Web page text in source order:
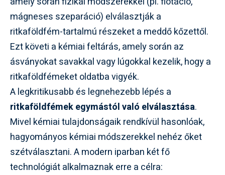
mágneses szeparáció) elválasztják a
ritkaföldfém-tartalmú részeket a meddő kőzettől.
Ezt követi a kémiai feltárás, amely során az
ásványokat savakkal vagy lúgokkal kezelik, hogy a
ritkaföldfémeket oldatba vigyék.
A legkritikusabb és legnehezebb lépés a
ritkaföldfémek egymástól való elválasztása.
Mivel kémiai tulajdonságaik rendkívül hasonlóak,
hagyományos kémiai módszerekkel nehéz őket
szétválasztani. A modern iparban két fő
technológiát alkalmaznak erre a célra: